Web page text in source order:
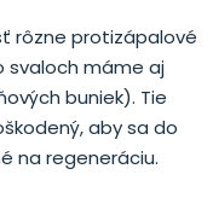
rôzne protizápalové
svaloch máme aj
buniek). Tie
aby sa do
na regeneráciu.